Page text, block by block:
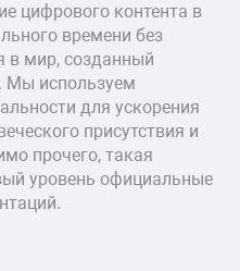
цифрового контента в
времени без
в мир, созданный
Мы используем
для ускорения
присутствия и
прочего, такая
уровень официальные